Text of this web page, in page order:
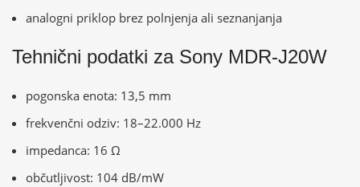
analogni priklop brez polnjenja ali seznanjanja
Tehnični podatki za Sony MDR-J20W
pogonska enota: 13,5 mm
frekvenčni odziv: 18–22.000 Hz
impedanca: 16 Ω
občutljivost: 104 dB/mW